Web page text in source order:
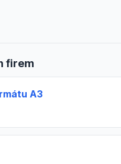
firem
A3